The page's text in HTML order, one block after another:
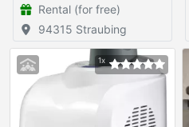
Rental (for free)
94315 Straubing
1x